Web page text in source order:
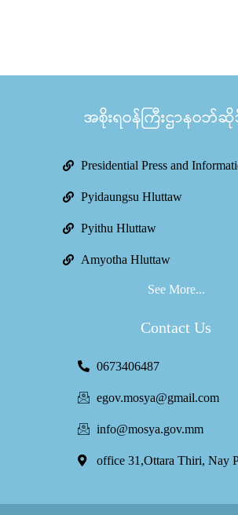
အစိုးရဝန်ကြီးဌာနဝဘ်ဆိုဒ်
Presidential Press and
Pyidaungsu Hluttaw
Pyithu Hluttaw
Amyotha Hluttaw
See More...
Contact Us
0673406487
egov.mosya@gmail.com
info@mosya.gov.mm
office 31,Ottara Thiri, Nay